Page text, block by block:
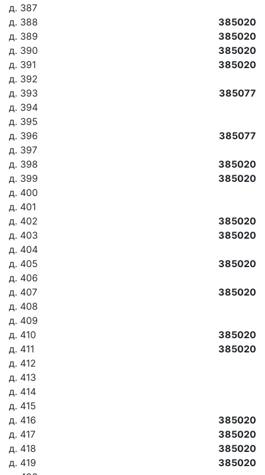
д. 387
д. 388
385020
д. 389
385020
д. 390
385020
д. 391
385020
д. 392
д. 393
385077
д. 394
д. 395
д. 396
385077
д. 397
д. 398
385020
д. 399
385020
д. 400
д. 401
д. 402
385020
д. 403
385020
д. 404
д. 405
385020
д. 406
д. 407
385020
д. 408
д. 409
д. 410
385020
д. 411
385020
д. 412
д. 413
д. 414
д. 415
д. 416
385020
д. 417
385020
д. 418
385020
д. 419
385020